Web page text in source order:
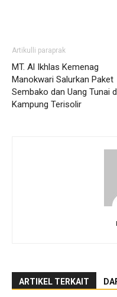
Artikulli paraprak
MT. Al Ikhlas Kemenag
Manokwari Salurkan Paket
Sembako dan Uang Tunai
Kampung Terisolir
ARTIKEL TERKAIT